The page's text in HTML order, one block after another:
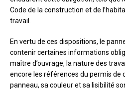
Code de la construction et de
travail.
En vertu de ces dispositions, le
contenir certaines informations
maître d’ouvrage, la nature des
encore les références du permis de
panneau, sa couleur et sa lisibilité